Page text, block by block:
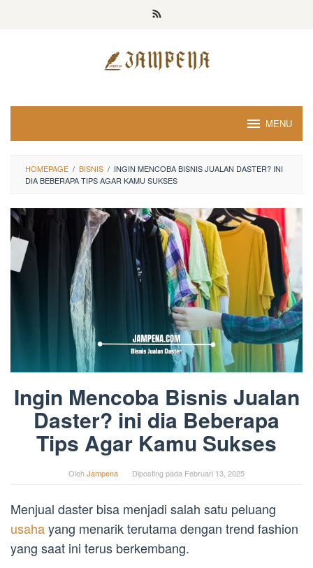
MENU
HOMEPAGE / BISNIS / INGIN MENCOBA BISNIS JUALAN DASTER? INI
DIA BEBERAPA TIPS AGAR KAMU SUKSES
Ingin Mencoba Bisnis Jualan
Daster? ini dia Beberapa
Tips Agar Kamu Sukses
OlehJampena Diposting pada Februari 13, 2025
Menjual daster bisa menjadi salah satu peluang
usahayang menarik terutama dengan trend fashion
yang saat ini terus berkembang.